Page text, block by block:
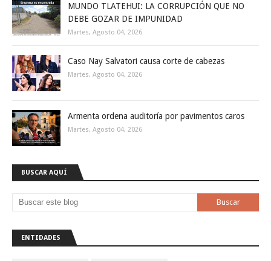
MUNDO TLATEHUI: LA CORRUPCIÓN QUE NO
DEBE GOZAR DE IMPUNIDAD
Martes, Agosto 04, 2026
Caso Nay Salvatori causa corte de cabezas
Martes, Agosto 04, 2026
Armenta ordena auditoría por pavimentos caros
Martes, Agosto 04, 2026
BUSCAR AQUÍ
ENTIDADES